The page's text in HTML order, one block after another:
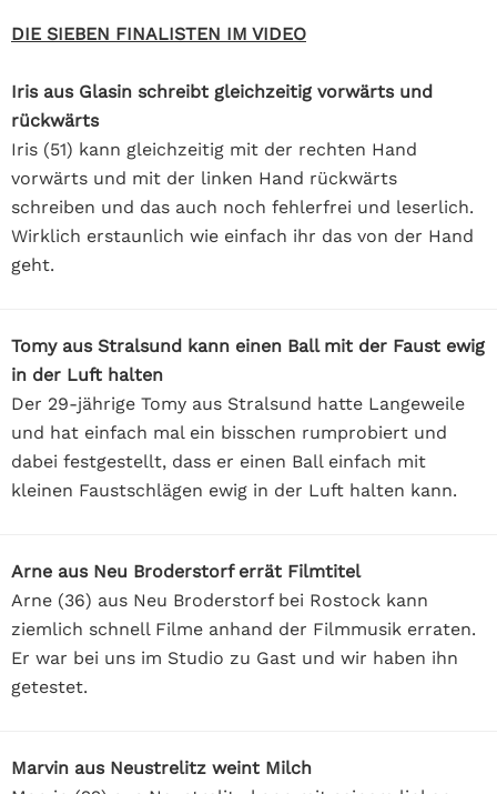
DIE SIEBEN FINALISTEN IM VIDEO
Iris aus Glasin schreibt gleichzeitig vorwärts und
rückwärts
Iris (51) kann gleichzeitig mit der rechten Hand
vorwärts und mit der linken Hand rückwärts
schreiben und das auch noch fehlerfrei und leserlich.
Wirklich erstaunlich wie einfach ihr das von der Hand
geht.
Tomy aus Stralsund kann einen Ball mit der Faust ewig
in der Luft halten
Der 29-jährige Tomy aus Stralsund hatte Langeweile
und hat einfach mal ein bisschen rumprobiert und
dabei festgestellt, dass er einen Ball einfach mit
kleinen Faustschlägen ewig in der Luft halten kann.
Arne aus Neu Broderstorf errät Filmtitel
Arne (36) aus Neu Broderstorf bei Rostock kann
ziemlich schnell Filme anhand der Filmmusik erraten.
Er war bei uns im Studio zu Gast und wir haben ihn
getestet.
Marvin aus Neustrelitz weint Milch